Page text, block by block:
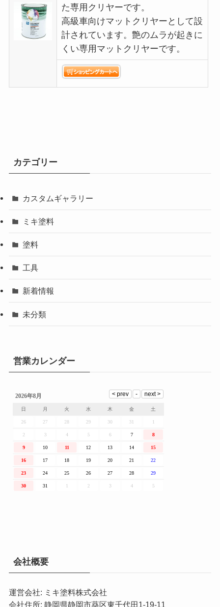
た専用クリヤーです。
高級車向けマットクリヤーとして設
計されています。艶のムラが起きに
くい専用マットクリヤーです。
カテゴリー
カスタムギャラリー
ミキ塗料
塗料
工具
新着情報
未分類
営業カレンダー
会社概要
運営会社: ミキ塗料株式会社
会社住所: 静岡県静岡市葵区東千代田1-19-11